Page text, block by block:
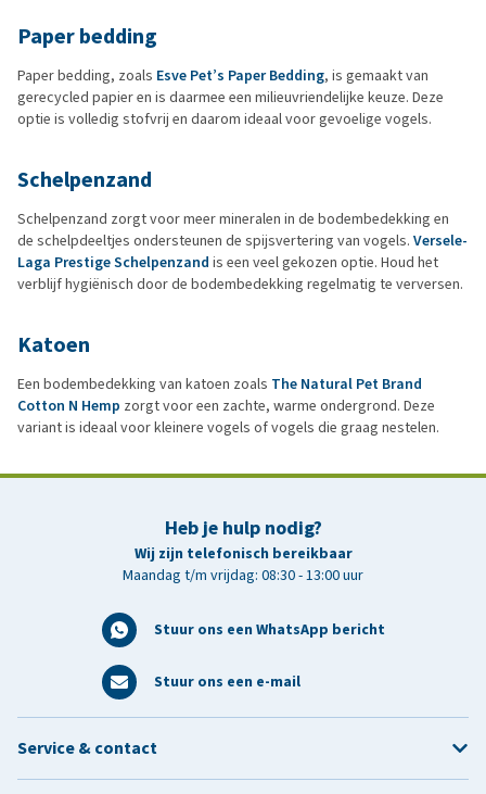
Paper bedding
Paper bedding, zoals Esve Pet’s Paper Bedding, is gemaakt van
gerecycled papier en is daarmee een milieuvriendelijke keuze. Deze
optie is volledig stofvrij en daarom ideaal voor gevoelige vogels.
Schelpenzand
Schelpenzand zorgt voor meer mineralen in de bodembedekking en
de schelpdeeltjes ondersteunen de spijsvertering van vogels. Versele-
Laga Prestige Schelpenzand is een veel gekozen optie. Houd het
verblijf hygiënisch door de bodembedekking regelmatig te verversen.
Katoen
Een bodembedekking van katoen zoals The Natural Pet Brand
Cotton N Hemp zorgt voor een zachte, warme ondergrond. Deze
variant is ideaal voor kleinere vogels of vogels die graag nestelen.
Heb je hulp nodig?
Wij zijn telefonisch bereikbaar
Maandag t/m vrijdag: 08:30 - 13:00 uur
Stuur ons een WhatsApp bericht
Stuur ons een e-mail
Service & contact